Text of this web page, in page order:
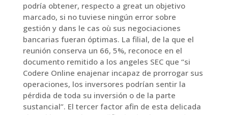
podría obtener, respecto a great un objetivo
marcado, si no tuviese ningún error sobre
gestión y dans le cas où sus negociaciones
bancarias fueran óptimas. La filial, de la que el
reunión conserva un 66, 5%, reconoce en el
documento remitido a los angeles SEC que “si
Codere Online enajenar incapaz de prorrogar sus
operaciones, los inversores podrían sentir la
pérdida de toda su inversión o de la parte
sustancial”. El tercer factor afin de esta delicada